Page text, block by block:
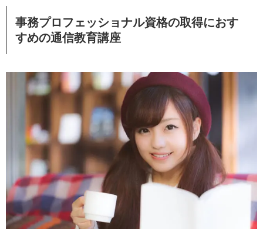
事務プロフェッショナル資格の取得におす
すめの通信教育講座